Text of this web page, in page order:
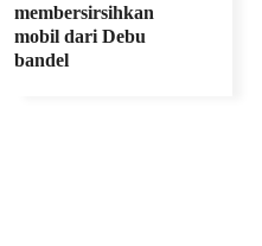
membersirsihkan
mobil dari Debu
bandel